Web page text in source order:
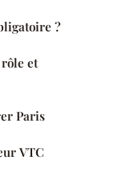
?
et
Paris
VTC